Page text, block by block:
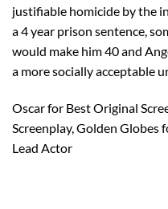
justifiable homicide by the
a 4 year prison sentence,
would make him 40 and
a more socially acceptable
Oscar for Best Original
Screenplay, Golden Globes
Lead Actor